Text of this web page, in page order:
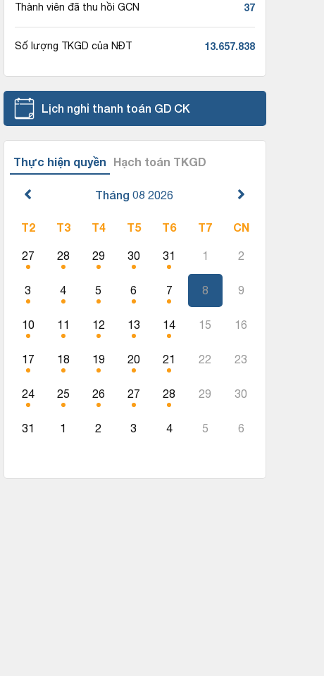
Thành viên đã thu hồi GCN 37
Số lượng TKGD của NĐT 13.657.838
Lịch nghỉ thanh toán GD CK
Thực hiện quyền Hạch toán TKGD
Tháng 08 2026
T2 T3 T4 T5 T6 T7 CN
27 28 29 30 31 1 2
3 4 5 6 7 8 9
10 11 12 13 14 15 16
17 18 19 20 21 22 23
24 25 26 27 28 29 30
31 1 2 3 4 5 6